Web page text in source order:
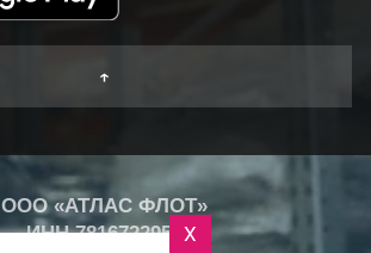
↑
ООО «АТЛАС ФЛОТ»
ИНН7816722959 X